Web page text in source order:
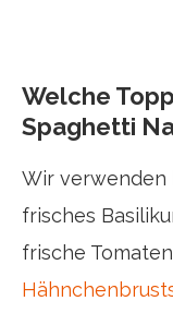
Welche
Spaghetti
Wir verwenden
frisches
frische